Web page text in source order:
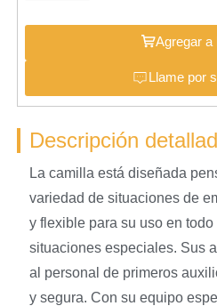
Agregar a
Llame por
Descripción
La camilla está diseñada
variedad de situaciones de
y flexible para su uso en
situaciones especiales. Sus
al personal de primeros
y segura. Con su equipo